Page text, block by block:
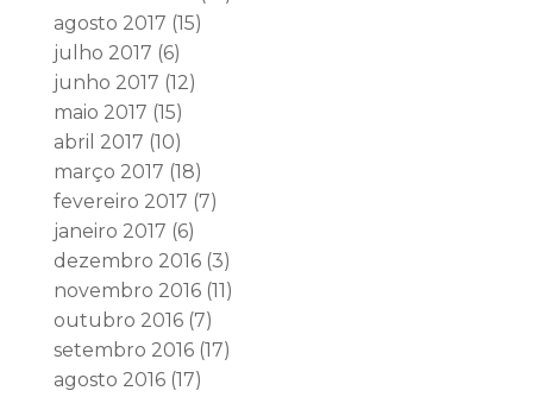
agosto 2017 (15)
julho 2017 (6)
junho 2017 (12)
maio 2017 (15)
abril 2017 (10)
março 2017 (18)
fevereiro 2017 (7)
janeiro 2017 (6)
dezembro 2016(3)
novembro 2016(11)
outubro 2016(7)
setembro 2016(17)
agosto 2016(17)